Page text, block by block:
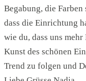
Begabung, die
dass die Einrichtung
wie du, dass uns
Kunst des schönen
Trend zu folgen und